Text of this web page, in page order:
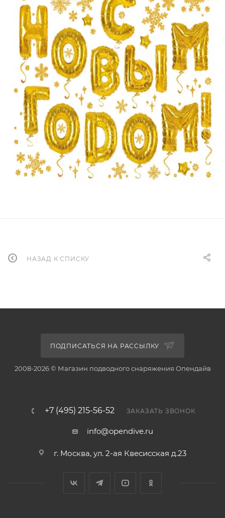
НАЗАД К СПИСКУ
ПОДПИСАТЬСЯ НА РАССЫЛКУ
2008-2026 © Магазин подводного снаряжения Опендайв
+7 (495) 215-56-52 ЗАКАЗАТЬ ЗВОНОК
info@opendive.ru
г. Москва, ул. 2-ая Квесисская д.23